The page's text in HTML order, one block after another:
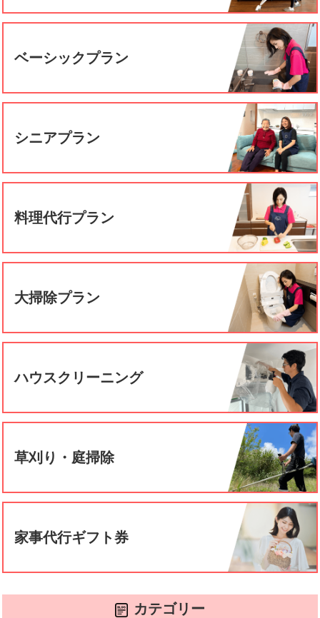
ベーシックプラン
シニアプラン
料理代行プラン
大掃除プラン
ハウスクリーニング
草刈り・庭掃除
家事代行ギフト券
カテゴリー